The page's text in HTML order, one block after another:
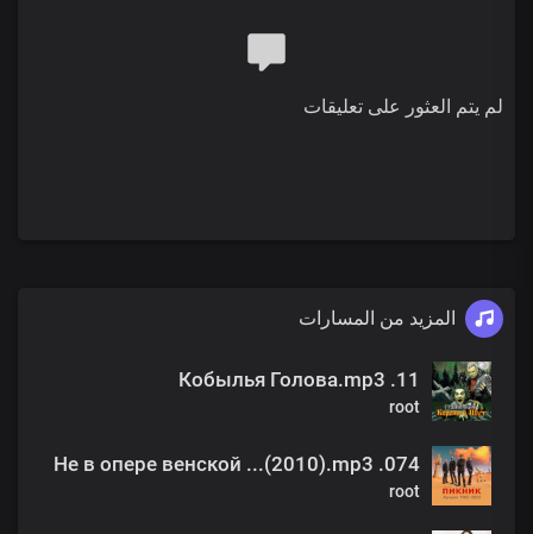
لم يتم العثور على تعليقات
المزيد من المسارات
11. Кобылья Голова.mp3
root
074. Не в опере венской ...(2010).mp3
root